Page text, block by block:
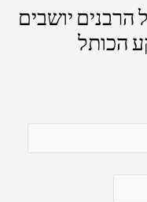
הרבנים יושבים
הכותל